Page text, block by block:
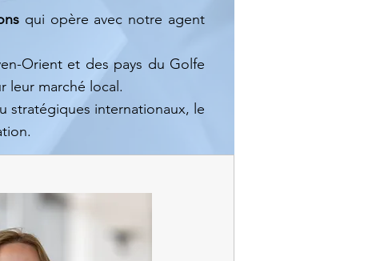
qui opère avec notre agent
Orient et des pays du Golfe
leur marché local.
stratégiques internationaux, le